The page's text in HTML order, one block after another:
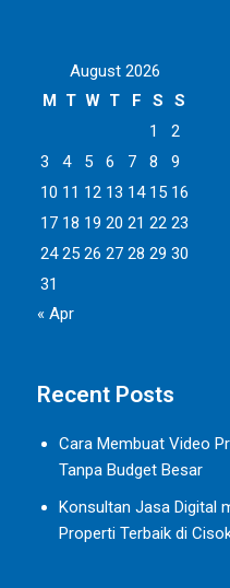
August 2026
M T W T F S
S
1
2
3
4 5 6 7 8
9
10 11 12 13 14 15 16
17 18 19 20 21 22 23
24 25 26 27 28 29 30
31
« Apr
Recent Posts
Cara Membuat Video
Tanpa Budget Besar
Konsultan Jasa Digital
Properti Terbaik di